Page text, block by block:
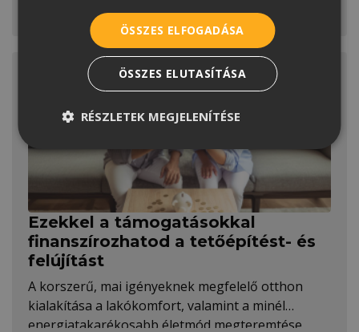
Ezekkel a támogatásokkal
finanszírozhatod a tetőépítést- és
felújítást
A korszerű, mai igényeknek megfelelő otthon
kialakítása a lakókomfort, valamint a minél
energiatakarékosabb életmód megteremtése
ÖSSZES ELFOGADÁSA
ÖSSZES ELUTASÍTÁSA
RÉSZLETEK MEGJELENÍTÉSE